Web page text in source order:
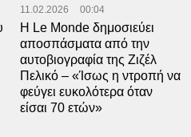
11.02.2026 00:04
Η Le Monde δημοσιεύει
αποσπάσματα από την
αυτοβιογραφία της Ζιζέλ
Πελικό – «Ίσως η ντροπή να
φεύγει ευκολότερα όταν
είσαι 70 ετών»